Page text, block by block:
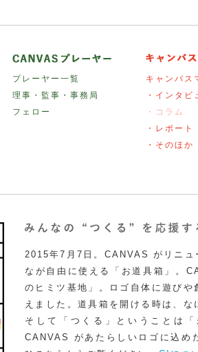
プレーヤー一覧
理事・監事・事務局
フェロー
キャンバス
・インタビ
・コラム
・レポート
・そのほか
2015年7月7日。CANVAS がリニュ
なが自由に使える「お道具箱」。
のヒミツ基地」。ロゴ自体に遊び
えました。道具箱を開ける時は、
そして「つくる」ということは
CANVAS があたらしいロゴに込め